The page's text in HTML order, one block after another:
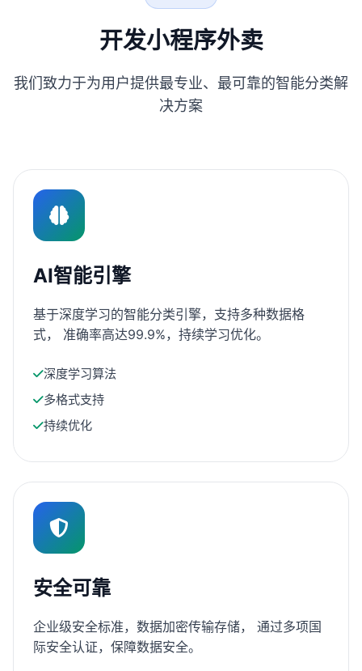
开发小程序外卖
我们致力于为用户提供最专业、最可靠的智能分类解
决方案
AI智能引擎
基于深度学习的智能分类引擎，支持多种数据格
式， 准确率高达99.9%，持续学习优化。
深度学习算法
多格式支持
持续优化
安全可靠
企业级安全标准，数据加密传输存储， 通过多项国
际安全认证，保障数据安全。